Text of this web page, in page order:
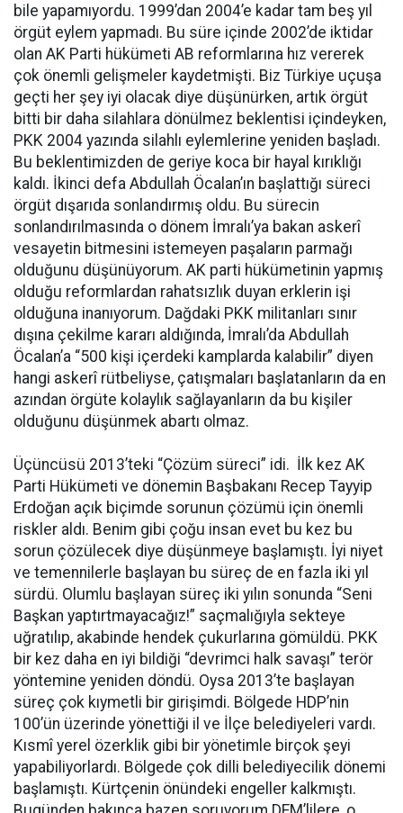
bile yapamıyordu. 1999’dan 2004’e kadar tam beş yıl
örgüt eylem yapmadı. Bu süre içinde 2002’de iktidar
olan AK Parti hükümeti AB reformlarına hız vererek
çok önemli gelişmeler kaydetmişti. Biz Türkiye uçuşa
geçti her şey iyi olacak diye düşünürken, artık örgüt
bitti bir daha silahlara dönülmez beklentisi içindeyken,
PKK 2004 yazında silahlı eylemlerine yeniden başladı.
Bu beklentimizden de geriye koca bir hayal kırıklığı
kaldı. İkinci defa Abdullah Öcalan’ın başlattığı süreci
örgüt dışarıda sonlandırmış oldu. Bu sürecin
sonlandırılmasında o dönem İmralı’ya bakan askerî
vesayetin bitmesini istemeyen paşaların parmağı
olduğunu düşünüyorum. AK parti hükümetinin yapmış
olduğu reformlardan rahatsızlık duyan erklerin işi
olduğuna inanıyorum. Dağdaki PKK militanları sınır
dışına çekilme kararı aldığında, İmralı’da Abdullah
Öcalan’a “500 kişi içerdeki kamplarda kalabilir” diyen
hangi askerî rütbeliyse, çatışmaları başlatanların da en
azından örgüte kolaylık sağlayanların da bu kişiler
olduğunu düşünmek abartı olmaz.
Üçüncüsü 2013’teki “Çözüm süreci” idi. İlk kez AK
Parti Hükümeti ve dönemin Başbakanı Recep Tayyip
Erdoğan açık biçimde sorunun çözümü için önemli
riskler aldı. Benim gibi çoğu insan evet bu kez bu
sorun çözülecek diye düşünmeye başlamıştı. İyi niyet
ve temennilerle başlayan bu süreç de en fazla iki yıl
sürdü. Olumlu başlayan süreç iki yılın sonunda “Seni
Başkan yaptırtmayacağız!” saçmalığıyla sekteye
uğratılıp, akabinde hendek çukurlarına gömüldü. PKK
bir kez daha en iyi bildiği “devrimci halk savaşı” terör
yöntemine yeniden döndü. Oysa 2013’te başlayan
süreç çok kıymetli bir girişimdi. Bölgede HDP’nin
100’ün üzerinde yönettiği il ve İlçe belediyeleri vardı.
Kısmî yerel özerklik gibi bir yönetimle birçok şeyi
yapabiliyorlardı. Bölgede çok dilli belediyecilik dönemi
başlamıştı. Kürtçenin önündeki engeller kalkmıştı.